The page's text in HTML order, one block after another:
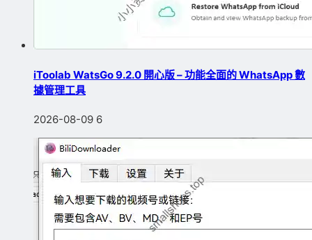
iToolab WatsGo 9.2.0 開心版 – 功能全面的 WhatsApp 數
據管理工具
2026-08-09 6